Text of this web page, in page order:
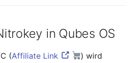
in Qubes OS
(Affiliate Link
) wird